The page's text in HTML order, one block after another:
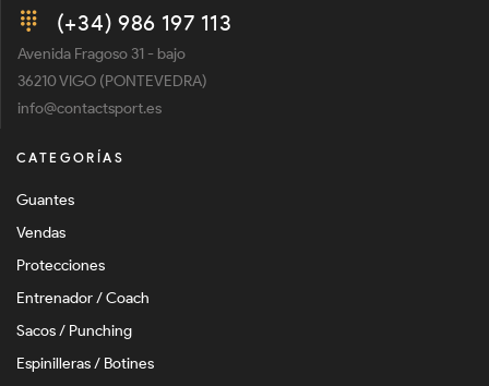
(+34) 986 197 113
Avenida Fragoso 31 - bajo
36210 VIGO (PONTEVEDRA)
info@contactsport.es
CATEGORÍAS
Guantes
Vendas
Protecciones
Entrenador / Coach
Sacos / Punching
Espinilleras / Botines